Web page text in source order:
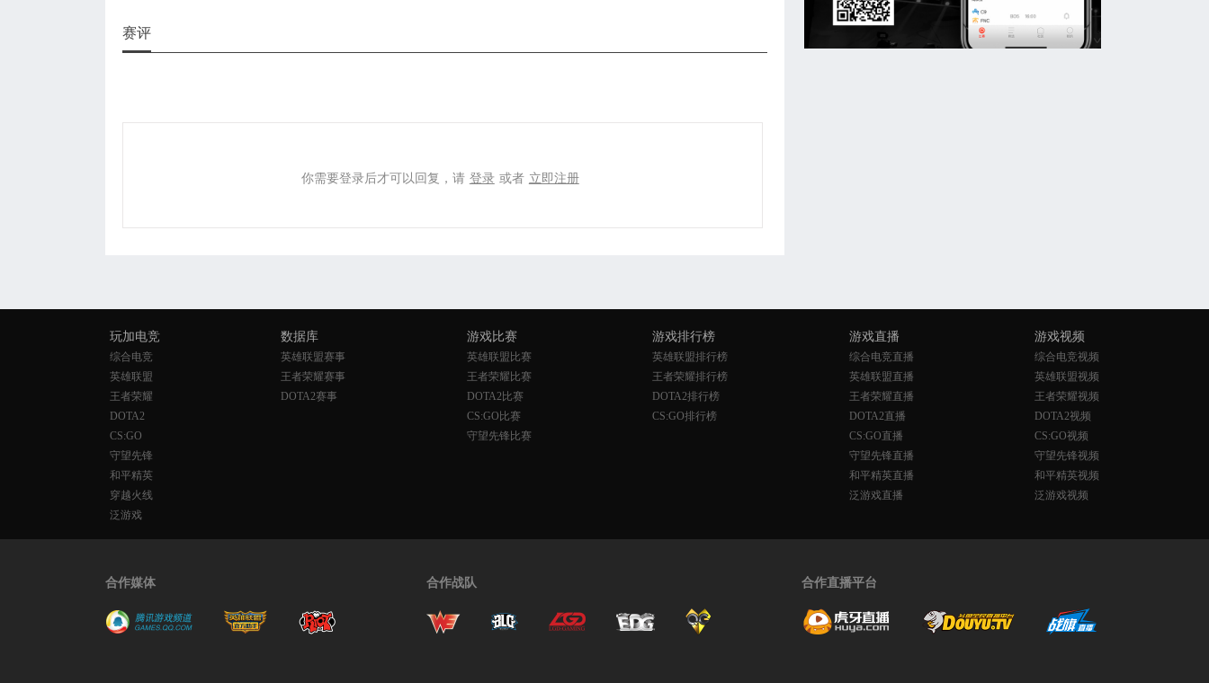
赛评
你需要登录后才可以回复，请 登录 或者 立即注册
玩加电竞
综合电竞
英雄联盟
王者荣耀
DOTA2
CS:GO
守望先锋
和平精英
穿越火线
泛游戏
数据库
英雄联盟赛事
王者荣耀赛事
DOTA2赛事
游戏比赛
英雄联盟比赛
王者荣耀比赛
DOTA2比赛
CS:GO比赛
守望先锋比赛
游戏排行榜
英雄联盟排行榜
王者荣耀排行榜
DOTA2排行榜
CS:GO排行榜
游戏直播
综合电竞直播
英雄联盟直播
王者荣耀直播
DOTA2直播
CS:GO直播
守望先锋直播
和平精英直播
泛游戏直播
游戏视频
综合电竞视频
英雄联盟视频
王者荣耀视频
DOTA2视频
CS:GO视频
守望先锋视频
和平精英视频
泛游戏视频
合作媒体 合作战队 合作直播平台